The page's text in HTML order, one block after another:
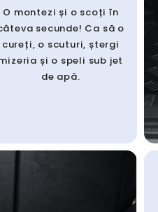
O montezi și o scoți în
secunde! Ca să o
cureți, o scuturi, ștergi
și o speli sub jet
de apă.